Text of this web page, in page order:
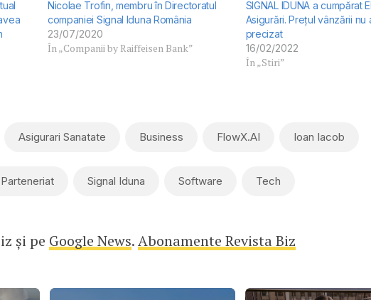
Nicolae Trofin, membru în Directoratul
companiei Signal Iduna România
23/07/2020
În „Companii by Raiffeisen Bank”
SIGNAL IDUNA a cumpărat
Asigurări. Prețul vânzării nu
precizat
16/02/2022
În „Stiri”
Asigurari Sanatate Business FlowX.AI Ioan Iacob
Parteneriat Signal Iduna Software Tech
și pe Google News.Abonamente Revista Biz